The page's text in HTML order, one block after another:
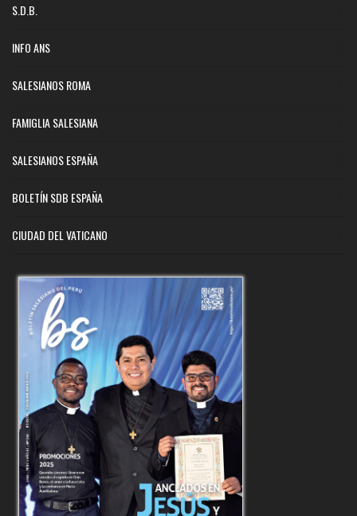
S.D.B.
INFO ANS
SALESIANOS ROMA
FAMIGLIA SALESIANA
SALESIANOS ESPAÑA
BOLETÍN SDB ESPAÑA
CIUDAD DEL VATICANO